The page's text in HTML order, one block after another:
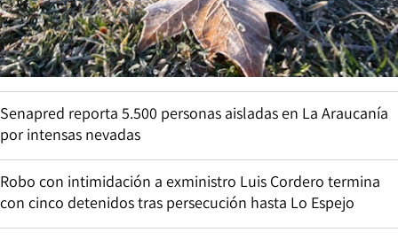
Senapred reporta 5.500 personas aisladas en La Araucanía
por intensas nevadas
Robo con intimidación a exministro Luis Cordero termina
con cinco detenidos tras persecución hasta Lo Espejo